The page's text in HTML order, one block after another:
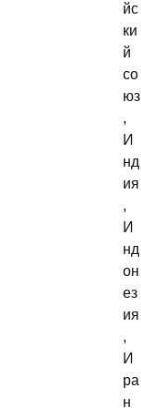
йс
ки
й
со
юз
,
И
нд
ия
,
И
нд
он
ез
ия
,
И
ра
н